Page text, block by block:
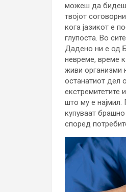
можеш да бидеш
твојот
кога јазикот е
глупоста. Во
Дадено ни е од
невреме, време
живи организми
останатиот дел
екстремитетите
што му е најмил.
купуваат
според